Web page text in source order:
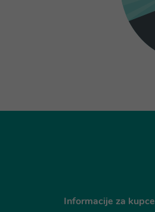
Informacije za kupce